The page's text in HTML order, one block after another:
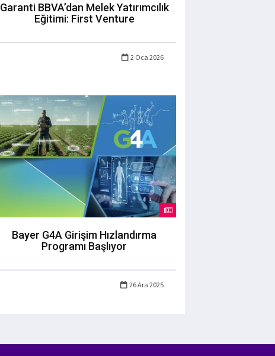
Garanti BBVA’dan Melek Yatırımcılık
Eğitimi: First Venture
2 Oca 2026
Bayer G4A Girişim Hızlandırma
Programı Başlıyor
26 Ara 2025